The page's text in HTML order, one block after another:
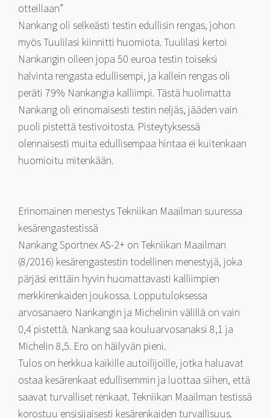
otteillaan”
Nankang oli selkeästi testin edullisin rengas, johon
myös Tuulilasi kiinnitti huomiota. Tuulilasi kertoi
Nankangin olleen jopa 50 euroa testin toiseksi
halvinta rengasta edullisempi, ja kallein rengas oli
peräti 79% Nankangia kalliimpi. Tästä huolimatta
Nankang oli erinomaisesti testin neljäs, jääden vain
puoli pistettä testivoitosta. Pisteytyksessä
olennaisesti muita edullisempaa hintaa ei kuitenkaan
huomioitu mitenkään.
Erinomainen menestys Tekniikan Maailman suuressa
kesärengastestissä
Nankang Sportnex AS-2+ on Tekniikan Maailman
(8/2016) kesärengastestin todellinen menestyjä, joka
pärjäsi erittäin hyvin huomattavasti kalliimpien
merkkirenkaiden joukossa. Lopputuloksessa
arvosanaero Nankangin ja Michelinin välillä on vain
0,4 pistettä. Nankang saa kouluarvosanaksi 8,1 ja
Michelin 8,5. Ero on häilyvän pieni.
Tulos on herkkua kaikille autoilijoille, jotka haluavat
ostaa kesärenkaat edullisemmin ja luottaa siihen, että
saavat turvalliset renkaat. Tekniikan Maailman testissä
korostuu ensisijaisesti kesärenkaiden turvallisuus.